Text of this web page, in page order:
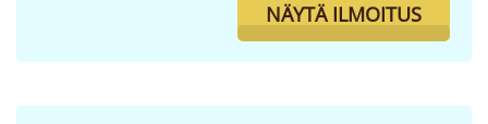
NÄYTÄ ILMOITUS